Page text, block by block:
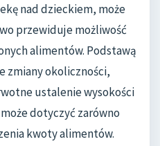
nad dzieckiem, może
przewiduje możliwość
alimentów. Podstawą
zmiany okoliczności,
ustalenie wysokości
dotyczyć zarówno
kwoty alimentów.